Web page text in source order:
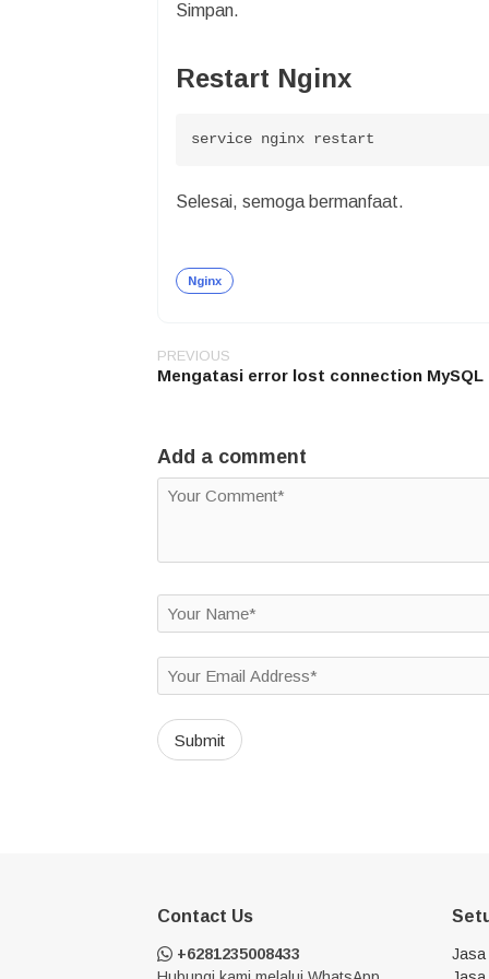
Simpan.
Restart Nginx
service nginx restart
Selesai, semoga bermanfaat.
Nginx
Post
navigation
PREVIOUS
Mengatasi error lost connection MySQL
Add a comment
Contact Us
+6281235008433
Jasa